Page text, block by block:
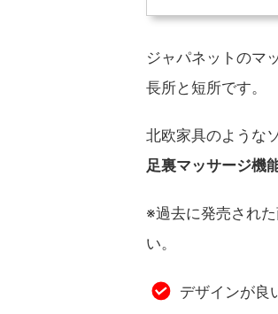
ジャパネットのマ
長所と短所です。
北欧家具のような
足裏マッサージ機
※過去に発売された
い。
デザインが良